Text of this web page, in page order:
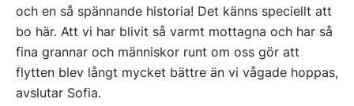
och en så spännande historia! Det känns speciellt att
bo här. Att vi har blivit så varmt mottagna och har så
fina grannar och människor runt om oss gör att
flytten blev långt mycket bättre än vi vågade hoppas,
avslutar Sofia.